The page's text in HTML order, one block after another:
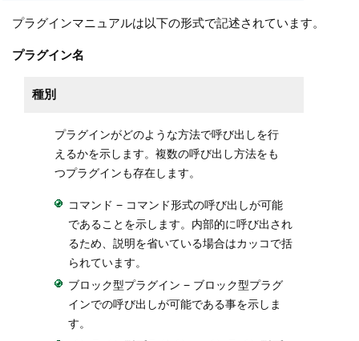
プラグインマニュアルは以下の形式で記述されています。
プラグイン名
種別
プラグインがどのような方法で呼び出しを行
えるかを示します。複数の呼び出し方法をも
つプラグインも存在します。
コマンド − コマンド形式の呼び出しが可能
であることを示します。内部的に呼び出され
るため、説明を省いている場合はカッコで括
られています。
ブロック型プラグイン − ブロック型プラグ
インでの呼び出しが可能である事を示しま
す。